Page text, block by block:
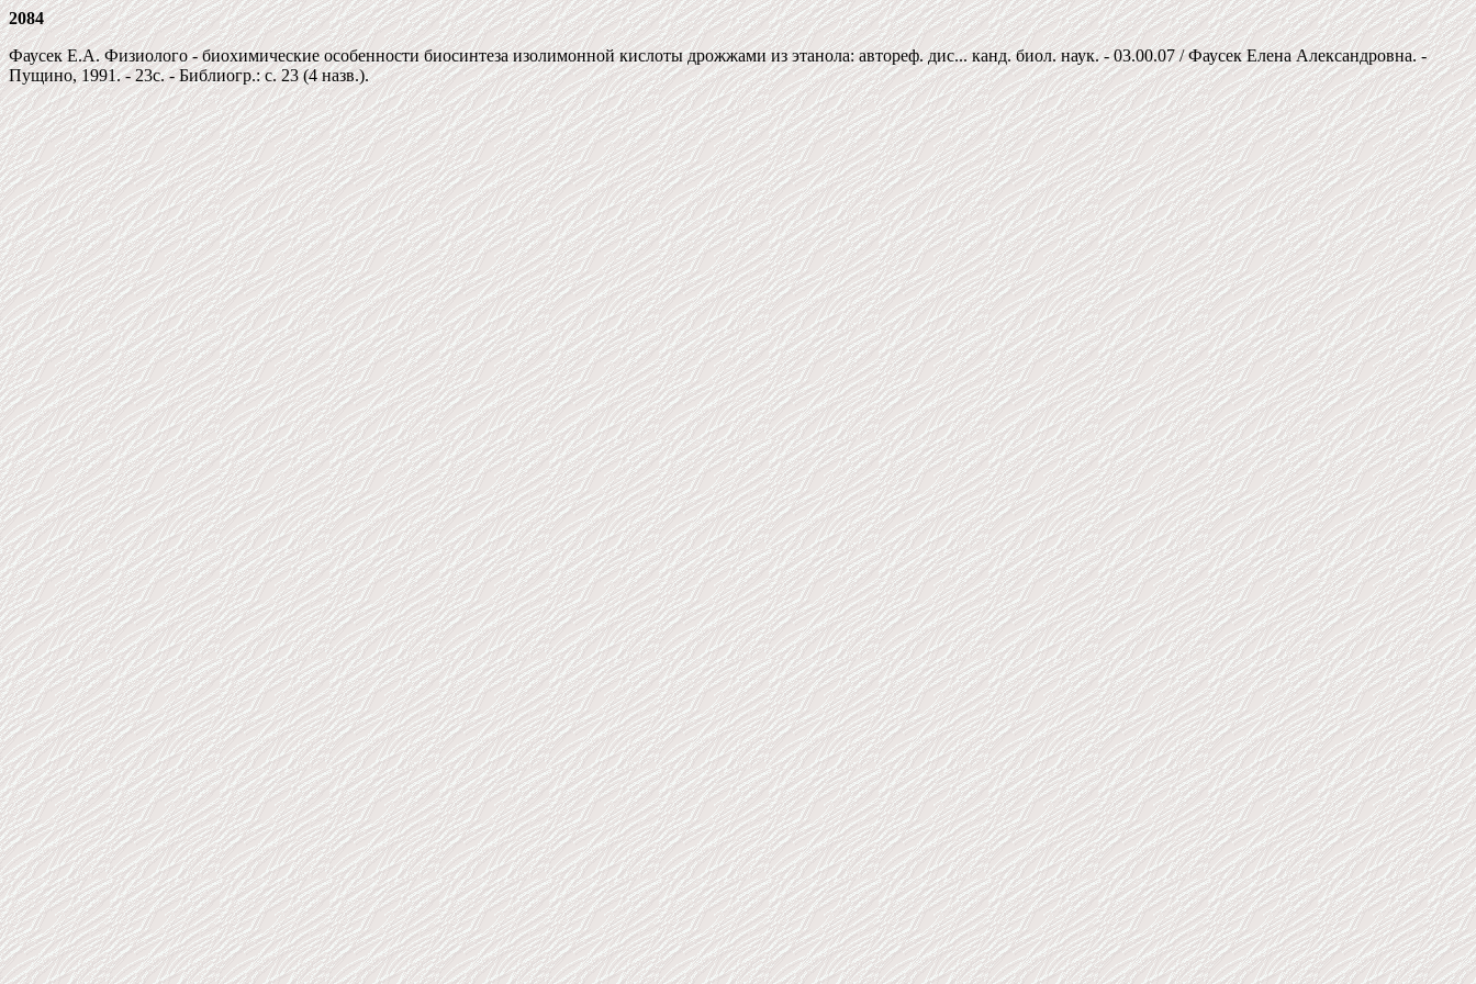
2084
Фаусек Е.А. Физиолого - биохимические особенности биосинтеза изолимонной кислоты дрожжами из этанола: автореф. дис... канд. биол. наук. - 03.00.07 / Фаусек Елена Александровна. -
Пущино, 1991. - 23c. - Библиогр.: c. 23 (4 назв.).